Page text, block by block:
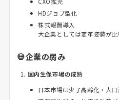
HDジョブ型化
株式報酬導入
大企業としては変革姿勢が比
💀企業の弱み
国内生保市場の成熟
日本市場は少子高齢化・人